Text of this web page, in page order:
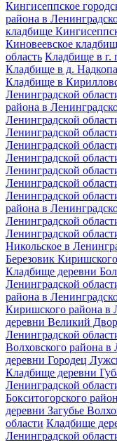
Кингисеппское
района в
кладбище
Киновеевское
область Кладбище в г.
Кладбище в д.
Кладбище в
Ленинградской
района в
Ленинградской
Ленинградской
Ленинградской
Ленинградской
Ленинградской
Ленинградской
Ленинградской
района в
Ленинградской
Ленинградской
Никольское в
Березовик
Кладбище деревни
Ленинградской
района в
Киришского района в
деревни Великий
Ленинградской
Волховского района в
деревни Городец
Кладбище деревни
Ленинградской
Бокситогорского
деревни Загубье
области Кладбище
Ленинградской